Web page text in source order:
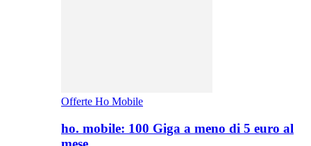
Offerte Ho Mobile
ho. mobile: 100 Giga a meno di 5 euro al